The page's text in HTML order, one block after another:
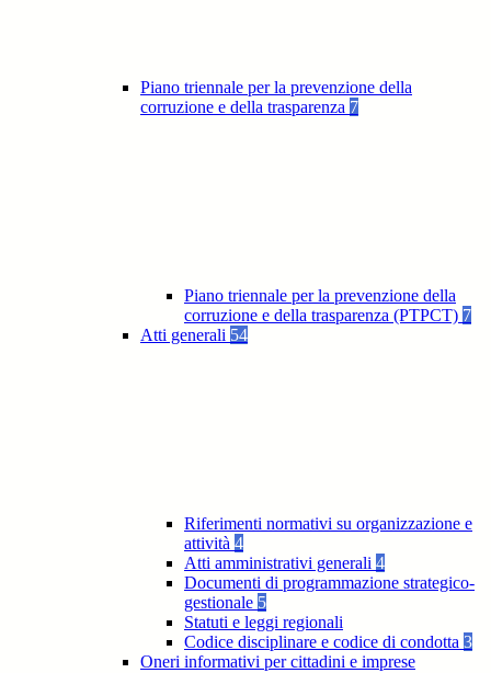
Piano triennale per la prevenzione della
corruzione e della trasparenza 7
Piano triennale per la prevenzione della
corruzione e della trasparenza (PTPCT) 7
Atti generali 54
Riferimenti normativi su organizzazione e
attività 4
Atti amministrativi generali 4
Documenti di programmazione strategico-
gestionale 5
Statuti e leggi regionali
Codice disciplinare e codice di condotta 3
Oneri informativi per cittadini e imprese